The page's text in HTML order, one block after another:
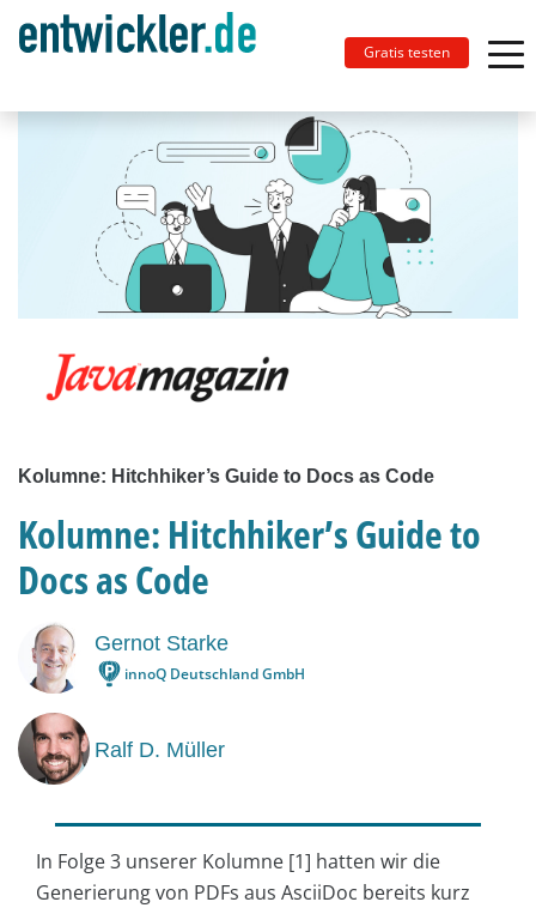
Gratis testen
Kolumne: Hitchhiker’s Guide to Docs as Code
Kolumne: Hitchhiker’s Guide to
Docs as Code
Gernot Starke
innoQ Deutschland GmbH
Ralf D. Müller
In Folge 3 unserer Kolumne [1] hatten wir die
Generierung von PDFs aus AsciiDoc bereits kurz